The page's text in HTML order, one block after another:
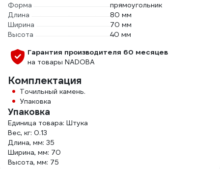
Форма
прямоугольник
Длина
80 мм
Ширина
70 мм
Высота
40 мм
Гарантия производителя 60 месяцев
на товары NADOBA
Комплектация
Точильный камень.
Упаковка
Упаковка
Единица товара: Штука
Вес, кг: 0.13
Длина, мм: 35
Ширина, мм: 70
Высота, мм: 75